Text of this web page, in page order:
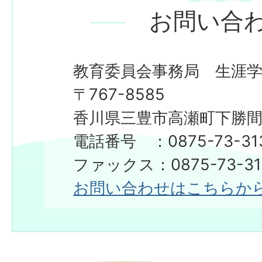
お問い合
教育委員会事務局 生涯
〒767-8585
香川県三豊市高瀬町下勝
電話番号 ：0875-73-
ファックス：0875-73-
お問い合わせはこちらか